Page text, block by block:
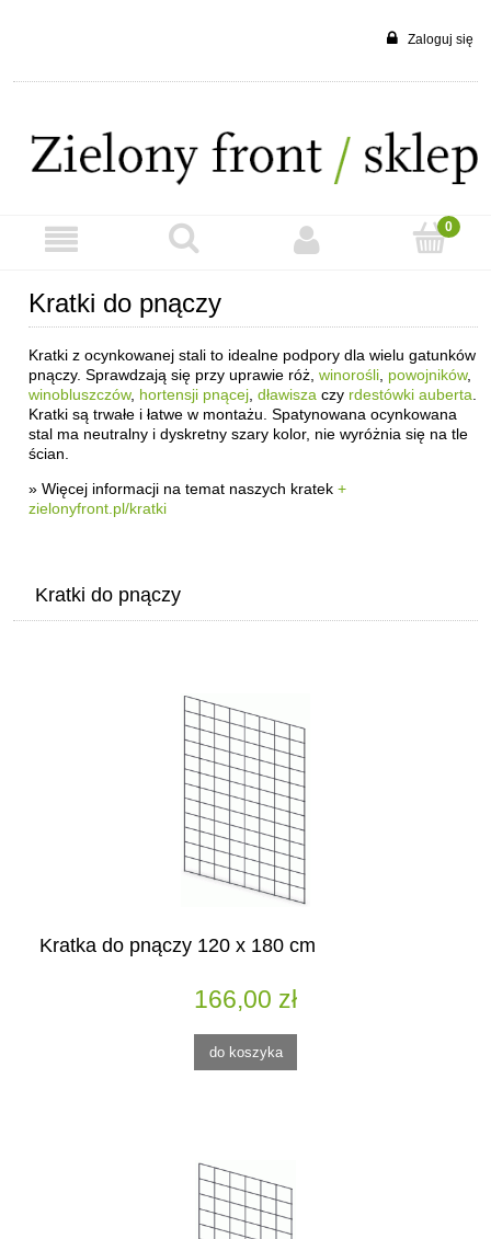
Zaloguj się
Kratki do pnączy
Kratki z ocynkowanej stali to idealne podpory dla wielu gatunków
pnączy. Sprawdzają się przy uprawie róż, winorośli powojników,
winobluszczów, hortensji pnącej dławisza czy rdestówki auberta
Kratki są trwałe i łatwe w montażu. Spatynowana ocynkowana
stal ma neutralny i dyskretny szary kolor, nie wyróżnia się na tle
ścian.
» Więcej informacji na temat naszych kratek +
zielonyfront.pl/kratki
Kratki do pnączy
Kratka do pnączy 120 x 180 cm
166,00 zł
do koszyka